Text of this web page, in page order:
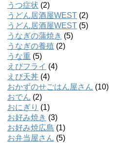
うつ症状 (2)
うどん居酒屋WEST (2)
うどん居酒屋WEST (5)
うなぎの蒲焼き (5)
うなぎの養殖 (2)
うな重 (5)
えびフライ (4)
えび天丼 (4)
おかずのせごはん屋さん (10)
おでん (2)
おにぎり (1)
お好み焼き (3)
お好み焼広島 (1)
お弁当屋さん (5)